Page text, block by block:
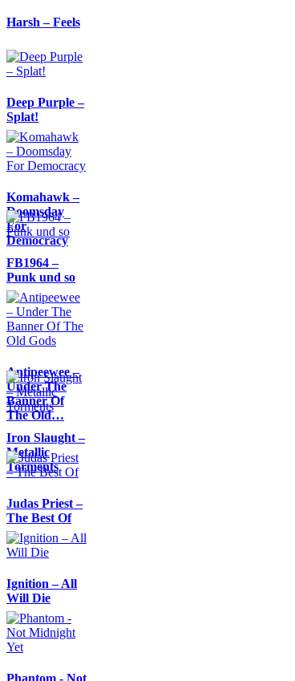
Harsh – Feels
Deep Purple –
Splat!
Komahawk –
Doomsday
For
Democracy
FB1964 –
Punk und so
Antipeewee –
Under The
Banner Of
The Old…
Iron Slaught –
Metallic
Torments
Judas Priest –
The Best Of
Ignition – All
Will Die
Phantom - Not